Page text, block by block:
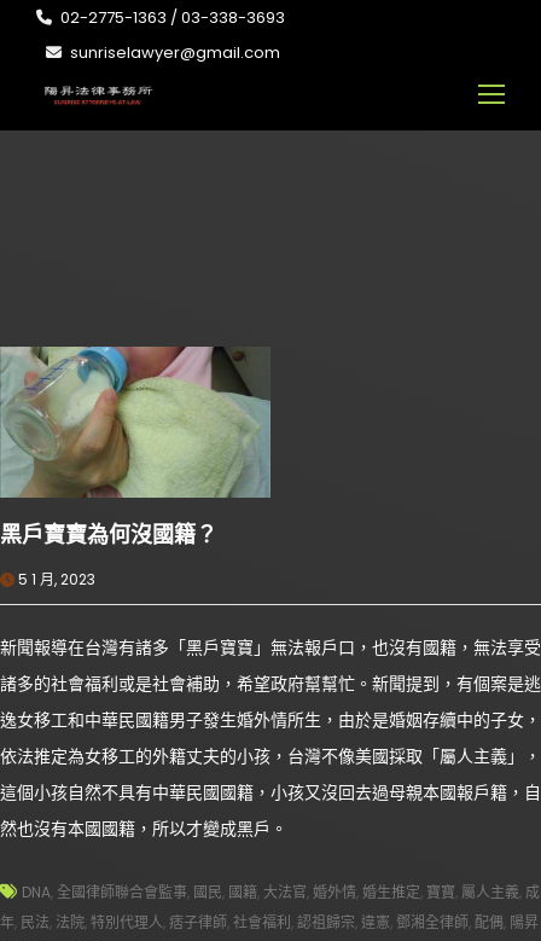
02-2775-1363 / 03-338-3693
sunriselawyer@gmail.com
黑戶寶寶為何沒國籍？
5 1 月, 2023
新聞報導在台灣有諸多「黑戶寶寶」無法報戶口，也沒有國籍，無法享受
諸多的社會福利或是社會補助，希望政府幫幫忙。新聞提到，有個案是逃
逸女移工和中華民國籍男子發生婚外情所生，由於是婚姻存續中的子女，
依法推定為女移工的外籍丈夫的小孩，台灣不像美國採取「屬人主義」，
這個小孩自然不具有中華民國國籍，小孩又沒回去過母親本國報戶籍，自
然也沒有本國國籍，所以才變成黑戶。
DNA, 全國律師聯合會監事, 國民, 國籍, 大法官,婚外情,婚生推定, 寶寶, 屬人主義,成
年, 民法, 法院,特別代理人, 痞子律師,社會福利,認祖歸宗,違憲, 鄧湘全律師, 配偶, 陽昇